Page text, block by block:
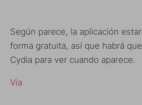
Según parece, la aplicación
forma gratuita, así que habrá
Cydia para ver cuando aparece.
Via